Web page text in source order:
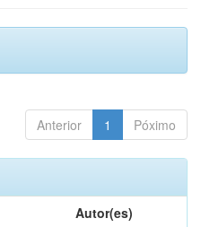
Anterior 1 Póximo
Autor(es)